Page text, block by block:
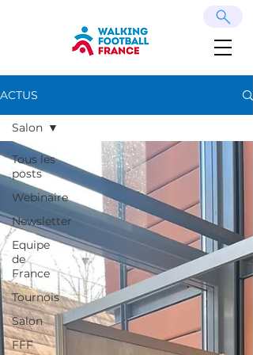
ACTUS
Tous les
posts
Webinaire
Newsletter
Equipe
de
France
Tournois
Salon
FFF
Salon